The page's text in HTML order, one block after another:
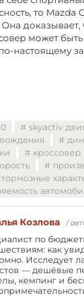
то Mazda
доказывает,
может быть
настоящему
skyactiv
вождения
кроссовер
тормозные
Козлова /
по
как
Исследует
— дешёвые
кемпинг и